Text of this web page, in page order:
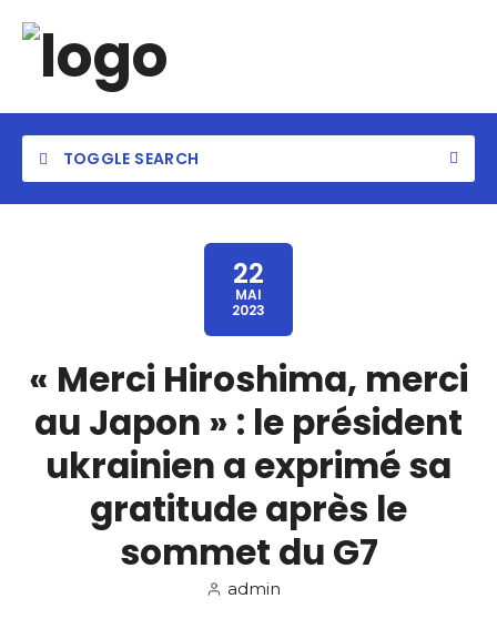
TOGGLE SEARCH
Search
22
MAI
2023
« Merci Hiroshima, merci
au Japon » : le président
ukrainien a exprimé sa
gratitude après le
sommet du G7
admin